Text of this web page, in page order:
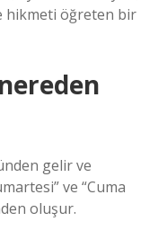
hikmeti öğreten bir
ve “Cuma
oluşur.